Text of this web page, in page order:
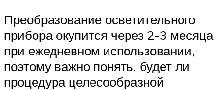
Преобразование осветительного
прибора окупится через 2-3 месяца
при ежедневном использовании,
поэтому важно понять, будет ли
процедура целесообразной